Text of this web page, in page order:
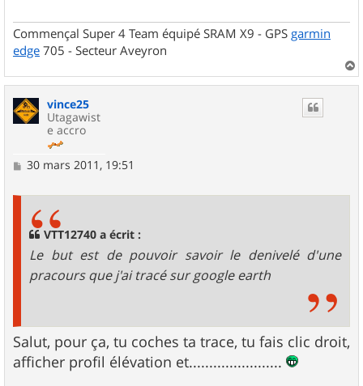
Commençal Super 4 Team équipé SRAM X9 - GPS garmin
edge 705 - Secteur Aveyron
a
vince25
Utagawist
e accro
M
30 mars 2011, 19:51
VTT12740 a écrit :
Le but est de pouvoir savoir le denivelé d'une
pracours que j'ai tracé sur google earth
Salut, pour ça, tu coches ta trace, tu fais clic droit,
afficher profil élévation et.......................